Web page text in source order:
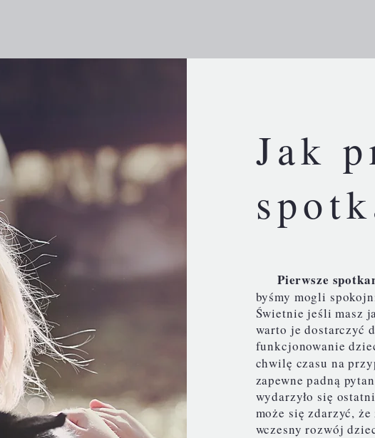
Jak
Pierwsze
byśmy mogli
Świetnie jeśli masz
warto je dostarczyć
funkcjonowanie
chwilę czasu na
zapewne padną
wydarzyło się
może się zdarzyć,
wczesny rozwój